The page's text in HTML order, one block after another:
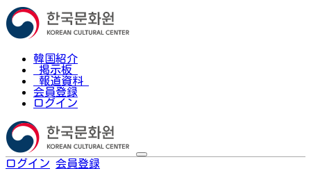
韓国紹介
掲示板
報道資料
会員登録
ログイン
ログイン 会員登録